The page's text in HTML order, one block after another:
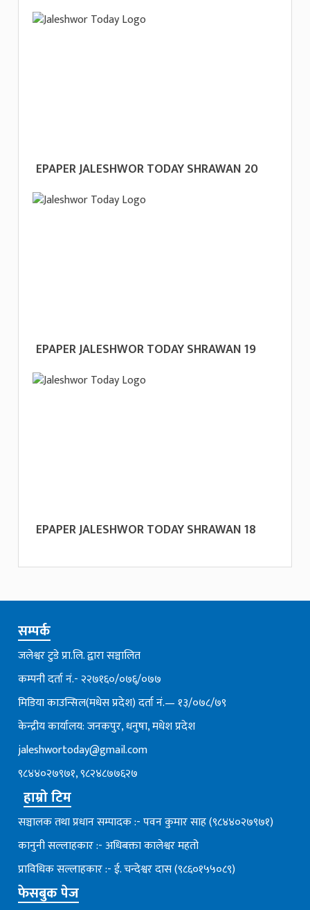
EPAPER JALESHWOR TODAY SHRAWAN 20
EPAPER JALESHWOR TODAY SHRAWAN 19
EPAPER JALESHWOR TODAY SHRAWAN 18
सम्पर्क
जलेश्वर टुडे प्रा.लि. द्वारा सञ्चालित
कम्पनी दर्ता नं.- २२७१६०/०७६्/०७७
मिडिया काउन्सिल(मधेस प्रदेश) दर्ता नं.— १३/०७८/७९
केन्द्रीय कार्यालय: जनकपुर, धनुषा, मधेश प्रदेश
jaleshwortoday@gmail.com
९८४४०२७९७१, ९८२४८७७६२७
हाम्रो टिम
सञ्चालक तथा प्रधान सम्पादक :- पवन कुमार साह (९८४४०२७९७१)
कानुनी सल्लाहकार :- अधिबक्ता कालेश्वर महतो
प्राविधिक सल्लाहकार :- ई. चन्देश्वर दास (९८६०१५५०८९)
फेसबुक पेज